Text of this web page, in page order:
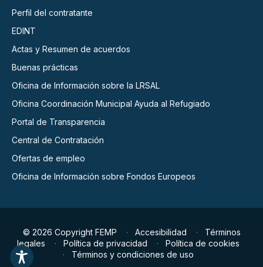
Perfil del contratante
EDINT
Actas y Resumen de acuerdos
Buenas prácticas
Oficina de Información sobre la LRSAL
Oficina Coordinación Municipal Ayuda al Refugiado
Portal de Transparencia
Central de Contratación
Ofertas de empleo
Oficina de Información sobre Fondos Europeos
© 2026 Copyright FEMP Accesibilidad
Términos
legales
Política de privacidad
Política de cookies
Términos y condiciones de uso